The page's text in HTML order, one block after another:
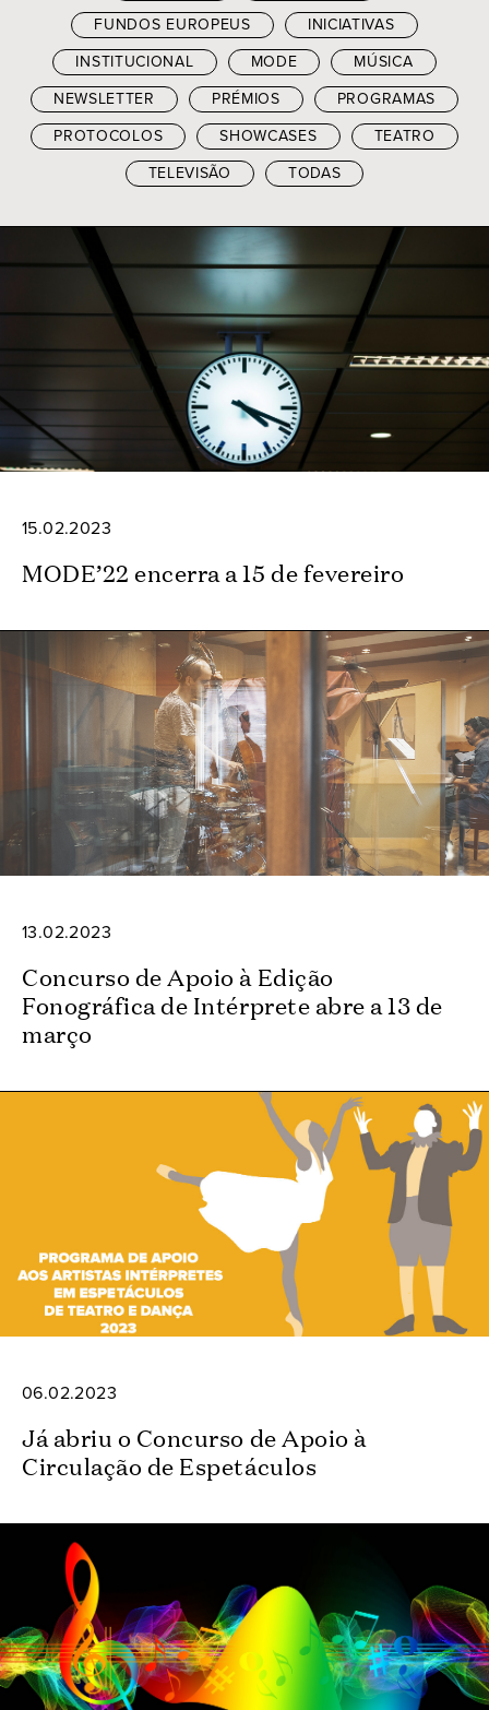
FUNDOS EUROPEUS
INICIATIVAS
INSTITUCIONAL
MODE
MÚSICA
NEWSLETTER
PRÉMIOS
PROGRAMAS
PROTOCOLOS
SHOWCASES
TEATRO
TELEVISÃO
TODAS
15.02.2023
MODE’22 encerra a 15 de fevereiro
13.02.2023
Concurso de Apoio à Edição
Fonográfica de Intérprete abre a 13 de
março
06.02.2023
Já abriu o Concurso de Apoio à
Circulação de Espetáculos